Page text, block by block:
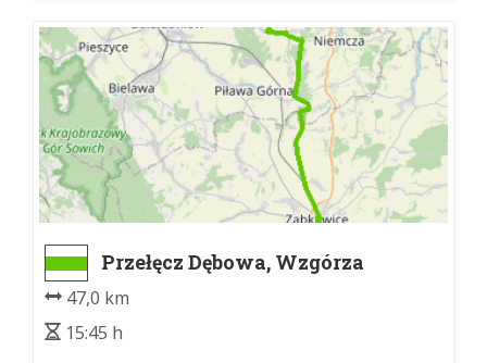
Przełęcz Dębowa, Wzgórza
Krzyżowe (granica znakowania)
- Przełęcz Srebrna
47,0 km
15:45 h